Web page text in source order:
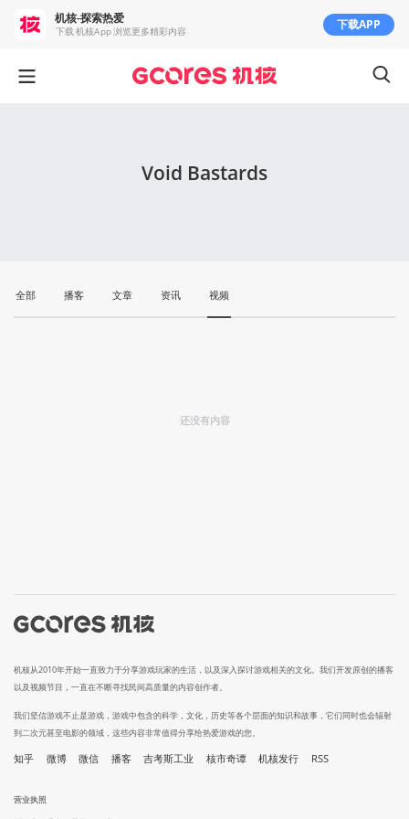
Void Bastards
全部 播客 文章 资讯 视频
还没有内容
机核从2010年开始一直致力于分享游戏玩家的生活，以及深入探讨游戏相关的文化。我们开发原创的播客
以及视频节目，一直在不断寻找民间高质量的内容创作者。
我们坚信游戏不止是游戏，游戏中包含的科学，文化，历史等各个层面的知识和故事，它们同时也会辐射
到二次元甚至电影的领域，这些内容非常值得分享给热爱游戏的您。
知乎 微博 微信 播客 吉考斯工业 核市奇谭 机核发行 RSS
营业执照
机核-探索热爱
下载 机核App 浏览更多精彩内容 下载APP